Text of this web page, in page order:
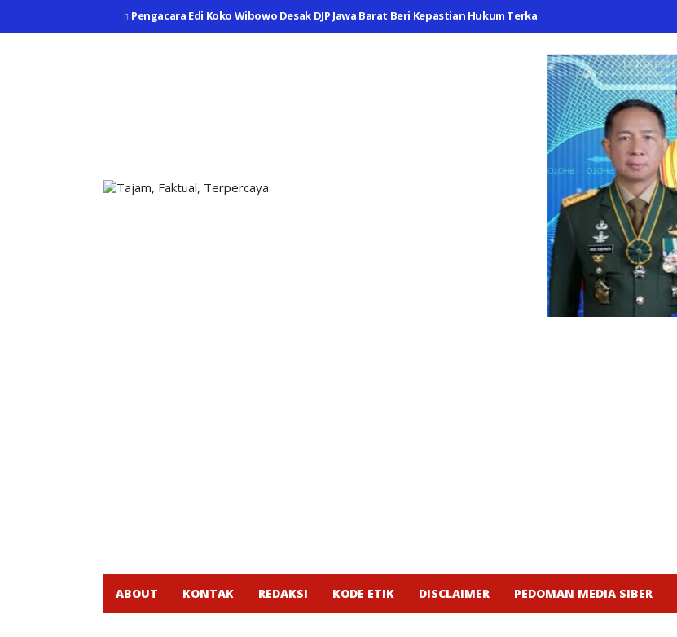
Pengacara Edi Koko Wibowo Desak DJP Jawa Barat Beri Kepastian Hukum Terkait Pemblokiran Rekening
ABOUT KONTAK REDAKSI KODE ETIK DISCLAIMER PEDOMAN MEDIA SIBER